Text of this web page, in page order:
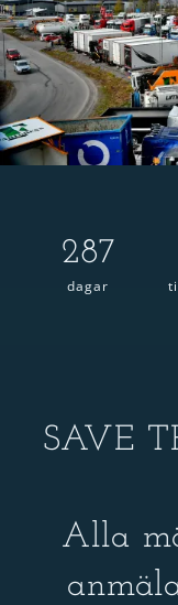
287
dagar
SAVE
Alla